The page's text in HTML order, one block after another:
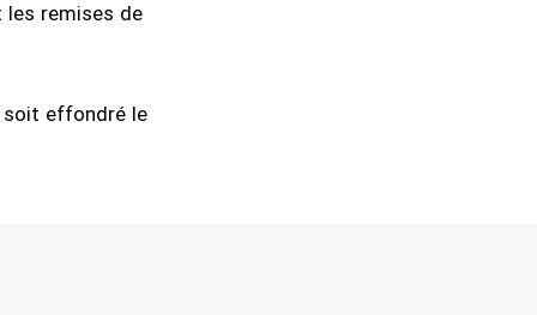
les remises de
soit effondré le